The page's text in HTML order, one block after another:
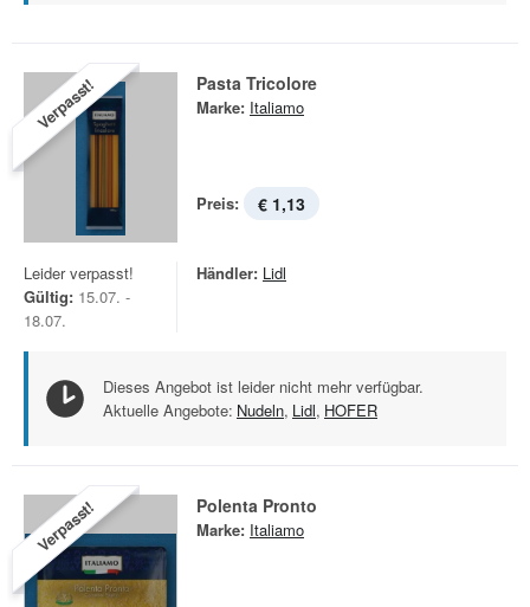
Verpasst! Pasta Tricolore
Marke: Italiamo
Preis: € 1,13
Leider verpasst!
Gültig: 15.07. -
18.07.
Händler: Lidl
Dieses Angebot ist leider nicht mehr verfügbar.
Aktuelle Angebote: Nudeln, Lidl, HOFER
Verpasst! Polenta Pronto
Marke: Italiamo